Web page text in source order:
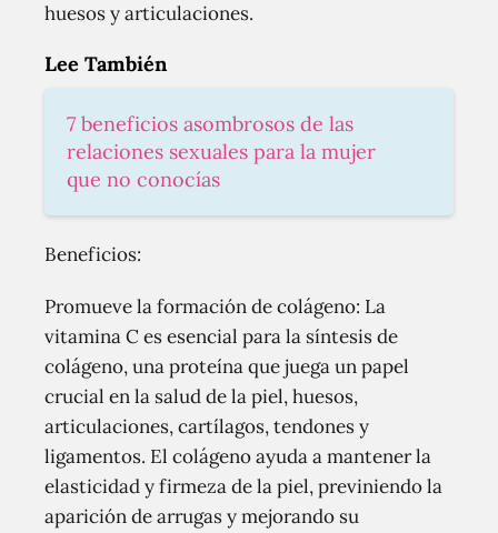
huesos y articulaciones.
Lee También
7 beneficios asombrosos de las
relaciones sexuales para la mujer
que no conocías
Beneficios:
Promueve la formación de colágeno: La
vitamina C es esencial para la síntesis de
colágeno, una proteína que juega un papel
crucial en la salud de la piel, huesos,
articulaciones, cartílagos, tendones y
ligamentos. El colágeno ayuda a mantener la
elasticidad y firmeza de la piel, previniendo la
aparición de arrugas y mejorando su